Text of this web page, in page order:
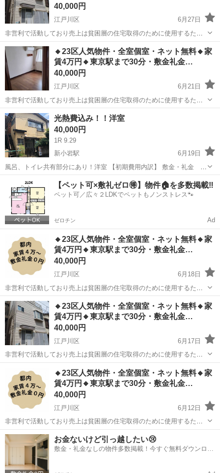
40,000円
江戸川区
6月27日
非営利で活動しており売上は貧困層の住宅取得のために使用するた
め、地域最安値を目指して価格設定をしています。 こちらの物件の
お問い合わせはジモティーのメッセージではなく公式LINEからお願い
致します(^^) ◇問...
東京 江戸川区 シェアハウス 物件
🔸23区人気物件・全室個室・ネット無料🔸家
賃4万円🔸東京駅まで30分・敷金礼金…
40,000円
江戸川区
6月21日
非営利で活動しており売上は貧困層の住宅取得のために使用するた
め、地域最安値を目指して価格設定をしています。 こちらの物件の
お問い合わせはジモティーのメッセージではなく公式LINEからお願い
致します(^^) ◇問...
東京 江戸川区 シェアハウス 物件
光熱費込み！！洋室
40,000円
1R 9.29
新小岩駅
6月19日
風呂、トイレ共有部分にあり！洋室 【初期費用内訳】 敷金・礼金 な
し 仲介料 なし 火災保険料 こちらで負担 保証会社 こちら
で負担
江戸川区 新小岩駅 シェアハウス
【ペット可×敷礼ゼロ🉐】物件🏠を多数掲載‼️
ペット可／広々２LDKでペットもノンストレス🐾
ゼロチン Ad
🔸23区人気物件・全室個室・ネット無料🔸家
賃4万円🔸東京駅まで30分・敷金礼金…
40,000円
江戸川区
6月18日
非営利で活動しており売上は貧困層の住宅取得のために使用するた
め、地域最安値を目指して価格設定をしています。 こちらの物件の
お問い合わせはジモティーのメッセージではなく公式LINEからお願い
致します(^^) ◇問...
東京 江戸川区 シェアハウス 物件
🔸23区人気物件・全室個室・ネット無料🔸家
賃4万円🔸東京駅まで30分・敷金礼金…
40,000円
江戸川区
6月17日
非営利で活動しており売上は貧困層の住宅取得のために使用するた
め、地域最安値を目指して価格設定をしています。 こちらの物件の
お問い合わせはジモティーのメッセージではなく公式LINEからお願い
致します(^^) ◇問...
シェアハウス 物件
🔸23区人気物件・全室個室・ネット無料🔸家
賃4万円🔸東京駅まで30分・敷金礼金…
40,000円
江戸川区
6月12日
非営利で活動しており売上は貧困層の住宅取得のために使用するた
め、地域最安値を目指して価格設定をしています。 こちらの物件の
お問い合わせはジモティーのメッセージではなく公式LINEからお願い
致します(^^) ◇...
東京 江戸川区 シェアハウス 物件
お金ないけど引っ越したい😢
敷金・礼金なしの物件多数掲載！今すぐ無料ダウンロー